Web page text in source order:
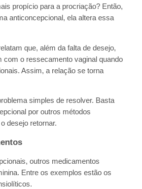
propício para a procriação? Então,
anticoncepcional, ela altera essa
que, além da falta de desejo,
com o ressecamento vaginal quando
Assim, a relação se torna
simples de resolver. Basta
por outros métodos
desejo retornar.
outros medicamentos
Entre os exemplos estão os